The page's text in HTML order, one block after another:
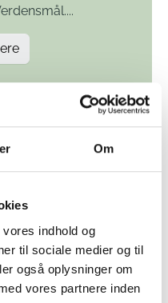
Om
indhold og
til sociale medier og til
også oplysninger om
vores partnere inden